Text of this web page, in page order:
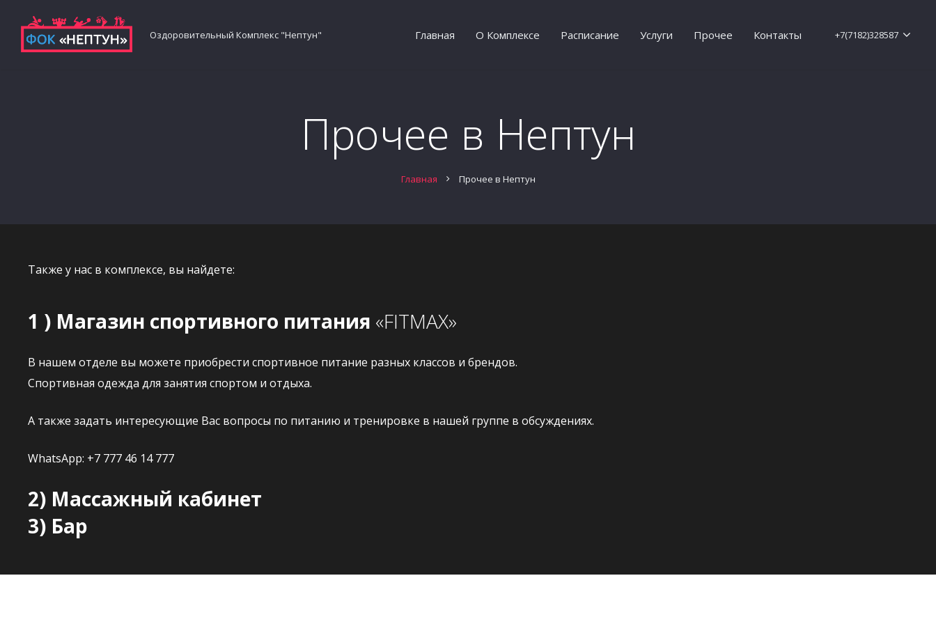
Оздоровительный Комплекс "Нептун" Главная О Комплексе Расписание Услуги Прочее Контакты +7(7182)328587
Прочее в Нептун
Главная Прочее в Нептун
Также у нас в комплексе, вы найдете:
1 ) Магазин спортивного питания «FITMAX»
В нашем отделе вы можете приобрести спортивное питание разных классов и брендов.
Спортивная одежда для занятия спортом и отдыха.
А также задать интересующие Вас вопросы по питанию и тренировке в нашей группе в обсуждениях.
WhatsApp: +7 777 46 14 777
2) Массажный кабинет
3) Бар